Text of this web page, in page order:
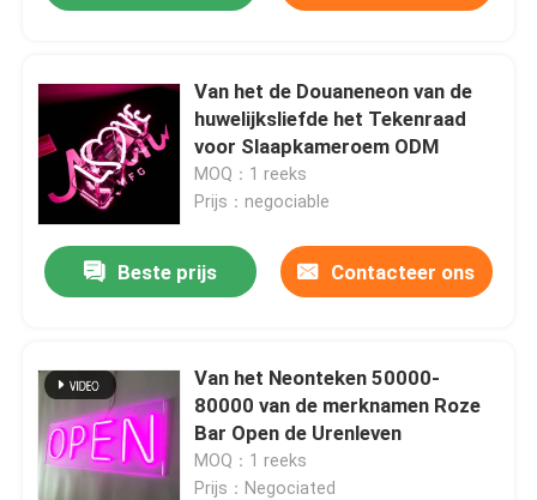
Van het de Douaneneon van de
huwelijksliefde het Tekenraad
voor Slaapkameroem ODM
MOQ：1 reeks
Prijs：negociable
Beste prijs Contacteer ons
Van het Neonteken 50000-
80000 van de merknamen Roze
Bar Open de Urenleven
MOQ：1 reeks
Prijs：Negociated